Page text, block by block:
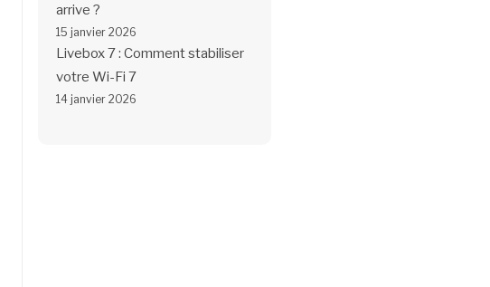
arrive ?
15 janvier 2026
Livebox 7 : Comment stabiliser
votre Wi-Fi 7
14 janvier 2026